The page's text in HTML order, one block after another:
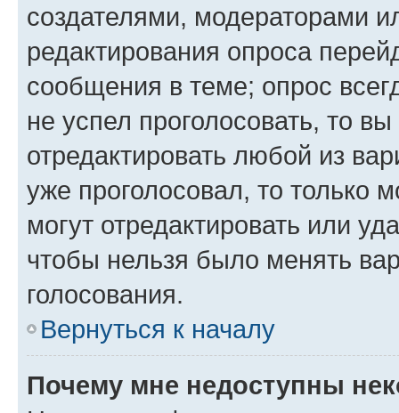
создателями, модераторами
редактирования опроса
сообщения в теме; опрос
не успел проголосовать, то
отредактировать любой из
уже проголосовал, то только
могут отредактировать или
чтобы нельзя было менять
голосования.
Вернуться к началу
Почему мне недоступны